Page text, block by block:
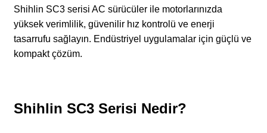
Shihlin SC3 serisi AC sürücüler ile motorlarınızda
yüksek verimlilik, güvenilir hız kontrolü ve enerji
tasarrufu sağlayın. Endüstriyel uygulamalar için güçlü ve
kompakt çözüm.
Shihlin SC3 Serisi Nedir?